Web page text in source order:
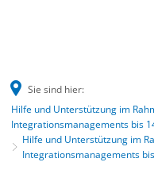
Sie sind hier:
Hilfe und Unterstützung im
Integrationsmanagements bis
Hilfe und Unterstützung im
Integrationsmanagements